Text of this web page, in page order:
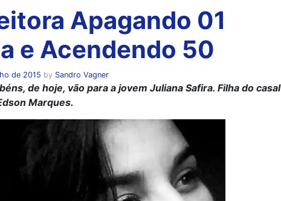
Apagando 01
e Acendendo 50
de 2015 by Sandro Vagner
de hoje, vão para a jovem Juliana Safira. Filha do casal
Marques.